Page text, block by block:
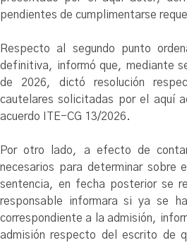
pendientes de cumplimentarse
Respecto al segundo punto
definitiva, informó que, mediante
de 2026, dictó resolución
cautelares solicitadas por el aquí
acuerdo ITE-CG 13/2026.
Por otro lado, a efecto de
necesarios para determinar sobre
sentencia, en fecha posterior se
responsable informara si ya se
correspondiente a la admisión,
admisión respecto del escrito de